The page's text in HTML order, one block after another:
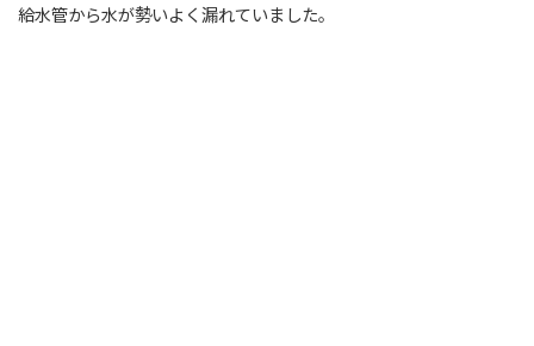
給水管から水が勢いよく漏れていました。